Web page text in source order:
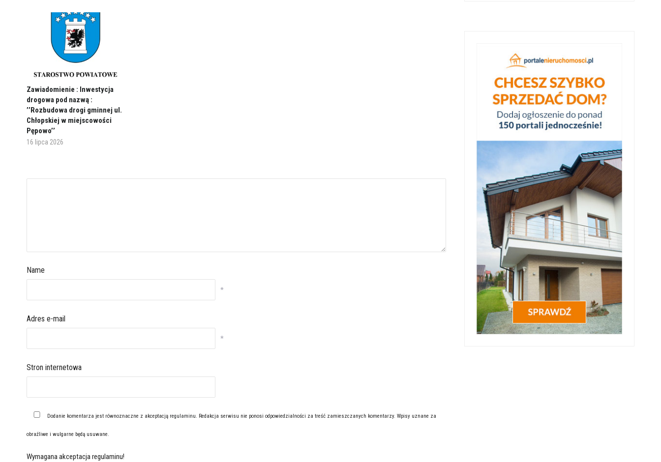
Zawiadomienie : Inwestycja
drogowa pod nazwą :
’’Rozbudowa drogi gminnej ul.
Chłopskiej w miejscowości
Pępowo’’
16 lipca 2026
Name
*
Adres e-mail
*
Stron internetowa
Dodanie komentarza jest równoznaczne z akceptacją regulaminu. Redakcja serwisu nie ponosi odpowiedzialności za treść zamieszczanych komentarzy. Wpisy uznane za
obraźliwe i wulgarne będą usuwane.
Wymagana akceptacja regulaminu!